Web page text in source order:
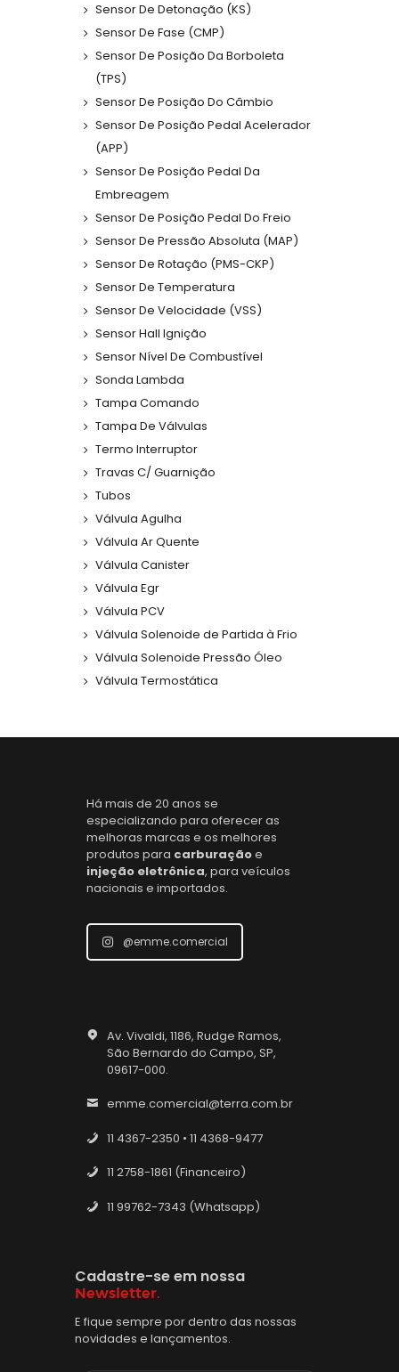
Sensor De Detonação (KS)
Sensor De Fase (CMP)
Sensor De Posição Da Borboleta
(TPS)
Sensor De Posição Do Câmbio
Sensor De Posição Pedal Acelerador
(APP)
Sensor De Posição Pedal Da
Embreagem
Sensor De Posição Pedal Do Freio
Sensor De Pressão Absoluta (MAP)
Sensor De Rotação (PMS-CKP)
Sensor De Temperatura
Sensor De Velocidade (VSS)
Sensor Hall Ignição
Sensor Nível De Combustível
Sonda Lambda
Tampa Comando
Tampa De Válvulas
Termo Interruptor
Travas C/ Guarnição
Tubos
Válvula Agulha
Válvula Ar Quente
Válvula Canister
Válvula Egr
Válvula PCV
Válvula Solenoide de Partida à Frio
Válvula Solenoide Pressão Óleo
Válvula Termostática
Há mais de 20 anos se
especializando para oferecer as
melhoras marcas e os melhores
produtos para carburaçãoe
injeção eletrônica, para veículos
nacionais e importados.
@emme.comercial
Av. Vivaldi, 1186, Rudge Ramos,
São Bernardo do Campo, SP,
09617-000.
emme.comercial@terra.com.br
11 4367-2350 • 11 4368-9477
11 2758-1861 (Financeiro)
11 99762-7343 (Whatsapp)
Cadastre-se em nossa
Newsletter.
E fique sempre por dentro das nossas
novidades e lançamentos.